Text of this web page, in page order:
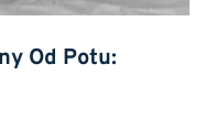
Od Potu: